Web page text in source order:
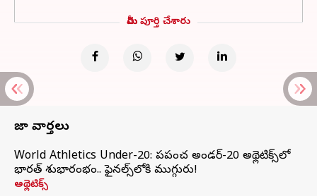
మీరు పూర్తి చేశారు
తాజా వార్తలు
World Athletics Under-20: ప్రపంచ అండర్-20 అథ్లెటిక్స్‌లో
భారత్‌ శుభారంభం.. ఫైనల్స్‌లోకి ముగ్గురు!
అథ్లెటిక్స్